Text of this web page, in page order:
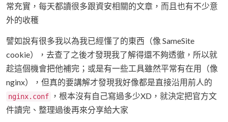
常充實，每天都讀很多跟資安相關的文章，而且也有不少意
外的收穫
譬如說有很多我以為我已經懂了的東西（像 SameSite
cookie），去查了之後才發現我了解得還不夠透徹，所以就
趁這個機會把他補完；或是有一些工具雖然平常有在用（像
nginx），但真的要講解才發現我好像都是直接沿用前人的
nginx.conf
，根本沒有自己寫過多少XD，就決定把官方文
件讀完、整理過後再來分享給大家